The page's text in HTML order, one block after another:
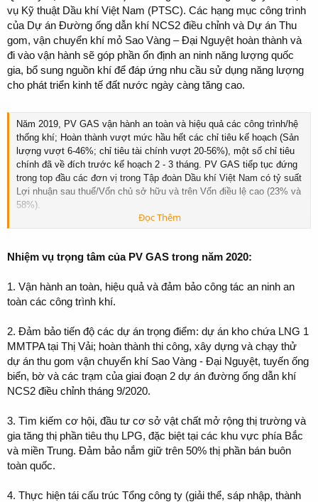
vụ Kỹ thuật Dầu khí Việt Nam (PTSC). Các hạng mục công trình
của Dự án Đường ống dẫn khí NCS2 điều chỉnh và Dự án Thu
gom, vận chuyển khí mỏ Sao Vàng – Đại Nguyệt hoàn thành và
đi vào vận hành sẽ góp phần ổn định an ninh năng lượng quốc
gia, bổ sung nguồn khí để đáp ứng nhu cầu sử dụng năng lượng
cho phát triển kinh tế đất nước ngày càng tăng cao.
Năm 2019, PV GAS vận hành an toàn và hiệu quả các công trình/hệ
thống khí; Hoàn thành vượt mức hầu hết các chỉ tiêu kế hoạch (Sản
lượng vượt 6-46%; chỉ tiêu tài chính vượt 20-56%), một số chỉ tiêu
chính đã về đích trước kế hoạch 2 - 3 tháng. PV GAS tiếp tục đứng
trong top đầu các đơn vị trong Tập đoàn Dầu khí Việt Nam có tỷ suất
Lợi nhuận sau thuế/Vốn chủ sở hữu và trên Vốn điều lệ cao (23% và
58%).
thuế thu nhập doanh nghiệp lớn nhất Việt Nam; đứng thứ 6 trong Top
trong Top 20 doanh nghiệp vốn hóa lớn nhất thị trường Việt Nam; lần
thứ 7 liên tiếp nhận Vinh danh Top 50 công ty niêm yết tốt nhất Việt
Asia 300;...
Đọc Thêm
Nhiệm vụ trọng tâm của PV GAS trong năm 2020:
1. Vận hành an toàn, hiệu quả và đảm bảo công tác an ninh an
toàn các công trình khí.
2. Đảm bảo tiến độ các dự án trọng điểm: dự án kho chứa LNG 1
MMTPA tại Thị Vải; hoàn thành thi công, xây dựng và chạy thử
dự án thu gom vận chuyển khí Sao Vàng - Đại Nguyệt, tuyến ống
biển, bờ và các trạm của giai đoạn 2 dự án đường ống dẫn khí
NCS2 điều chỉnh tháng 9/2020.
3. Tìm kiếm cơ hội, đầu tư cơ sở vật chất mở rộng thị trường và
gia tăng thị phần tiêu thụ LPG, đặc biệt tại các khu vực phía Bắc
và miền Trung. Đảm bảo nắm giữ trên 50% thị phần bán buôn
toàn quốc.
4. Thực hiện tái cấu trúc Tổng công ty (giải thể, sáp nhập, thành